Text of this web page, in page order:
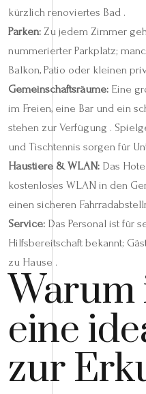
kürzlich renoviertes Bad .
Parken: Zu jedem Zimmer
nummerierter Parkplatz;
Balkon, Patio oder kleinen
Gemeinschaftsräume: Eine
im Freien, eine Bar und ein
stehen zur Verfügung .
und Tischtennis sorgen für
Haustiere & WLAN: Das
kostenloses WLAN in den
einen sicheren
Service: Das Personal ist für
Hilfsbereitschaft bekannt;
zu Hause .
Warum
eine
zur